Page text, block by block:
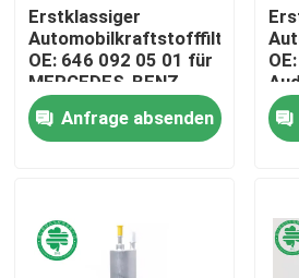
Haus
Erstklassiger
Automobilkraftstofffilter
OE: 646 092 05 01 für
MERCEDES-BENZ,
SMART
Anfrage absenden